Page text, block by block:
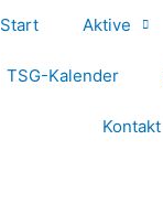
Start Aktive
TSG-Kalender
Kontakt